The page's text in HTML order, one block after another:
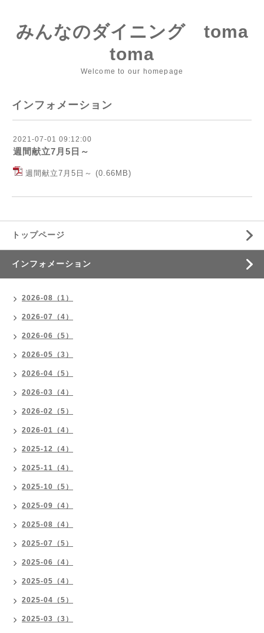
みんなのダイニング toma
toma
Welcome to our homepage
インフォメーション
2021-07-01 09:12:00
週間献立7月5日～
週間献立7月5日～ (0.66MB)
トップページ
インフォメーション
2026-08（1）
2026-07（4）
2026-06（5）
2026-05（3）
2026-04（5）
2026-03（4）
2026-02（5）
2026-01（4）
2025-12（4）
2025-11（4）
2025-10（5）
2025-09（4）
2025-08（4）
2025-07（5）
2025-06（4）
2025-05（4）
2025-04（5）
2025-03（3）